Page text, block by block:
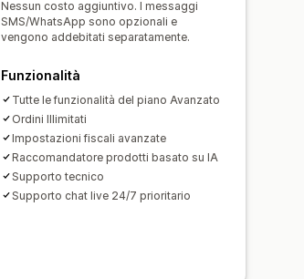
Nessun costo aggiuntivo. I messaggi
SMS/WhatsApp sono opzionali e
vengono addebitati separatamente.
Funzionalità
Tutte le funzionalità del piano Avanzato
Ordini Illimitati
Impostazioni fiscali avanzate
Raccomandatore prodotti basato su IA
Supporto tecnico
Supporto chat live 24/7 prioritario